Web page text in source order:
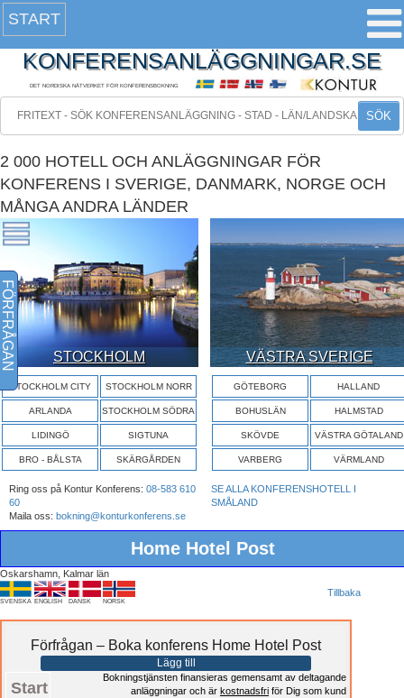
START
KONFERENSANLÄGGNINGAR.SE
DET NORDISKA NÄTVERKET FÖR KONFERENSBOKNING
SÖK
2 000 HOTELL OCH ANLÄGGNINGAR FÖR
KONFERENS I SVERIGE, DANMARK, NORGE OCH
MÅNGA ANDRA LÄNDER
STOCKHOLM
STOCKHOLM CITY STOCKHOLM NORR
ARLANDA STOCKHOLM SÖDRA
LIDINGÖ SIGTUNA
BRO - BÅLSTA SKÄRGÅRDEN
VÄSTRA SVERIGE
GÖTEBORG HALLAND
BOHUSLÄN HALMSTAD
SKÖVDE VÄSTRA GÖTALAND
VARBERG VÄRMLAND
Ring oss på Kontur Konferens: 08-583 610
60
Maila oss: bokning@konturkonferens.se
SE ALLA KONFERENSHOTELL I
SMÅLAND
Home Hotel Post
Oskarshamn, Kalmar län
SVENSKA ENGLISH DANSK NORSK
Tillbaka
FÖRFRÅGAN
Förfrågan – Boka konferens Home Hotel Post
Lägg till
Start
Bokningstjänsten finansieras gemensamt av deltagande
anläggningar och är kostnadsfri för Dig som kund